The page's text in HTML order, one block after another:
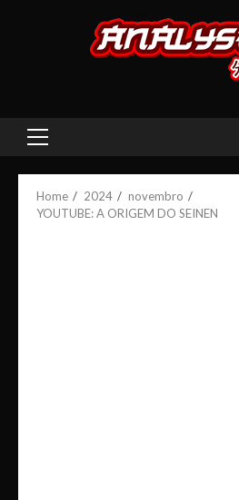
Primary
Home 2024
novembro
YOUTUBE: A ORIGEM DO SEINEN